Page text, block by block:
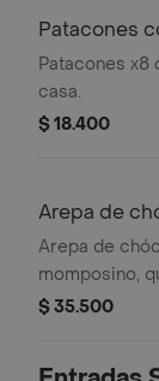
Patacones
Patacones x8
casa.
$ 18.400
Arepa de
Arepa de
momposino,
fresco.
$ 35.500